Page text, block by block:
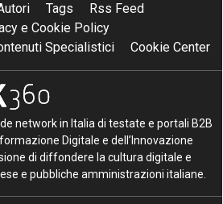
Tags
Rss Feed
e Cookie Policy
Specialistici
Cookie Center
network in Italia di testate e portali B2B
Digitale e dell’Innovazione
di diffondere la cultura digitale e
e pubbliche amministrazioni italiane.